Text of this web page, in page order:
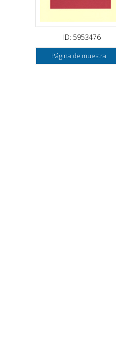
ID: 5953476
Página de muestra